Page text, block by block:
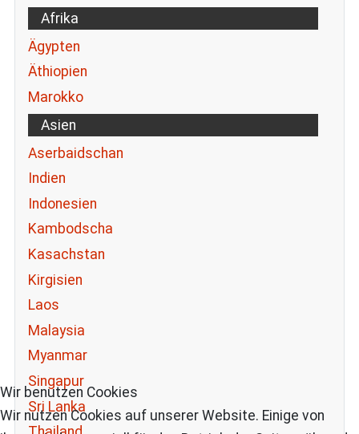
Afrika
Ägypten
Äthiopien
Marokko
Asien
Aserbaidschan
Indien
Indonesien
Kambodscha
Kasachstan
Kirgisien
Laos
Malaysia
Myanmar
Singapur
Sri Lanka
Wir benutzen Cookies
Wir nutzen Cookies auf unserer Website. Einige von